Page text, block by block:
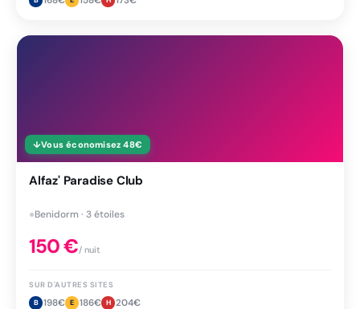
↓Vous économisez 48€
Alfaz' Paradise Club
●Benidorm · 3 étoiles
150€/ nuit
SUR D'AUTRES SITES
B 198€ E 186€ H 204€